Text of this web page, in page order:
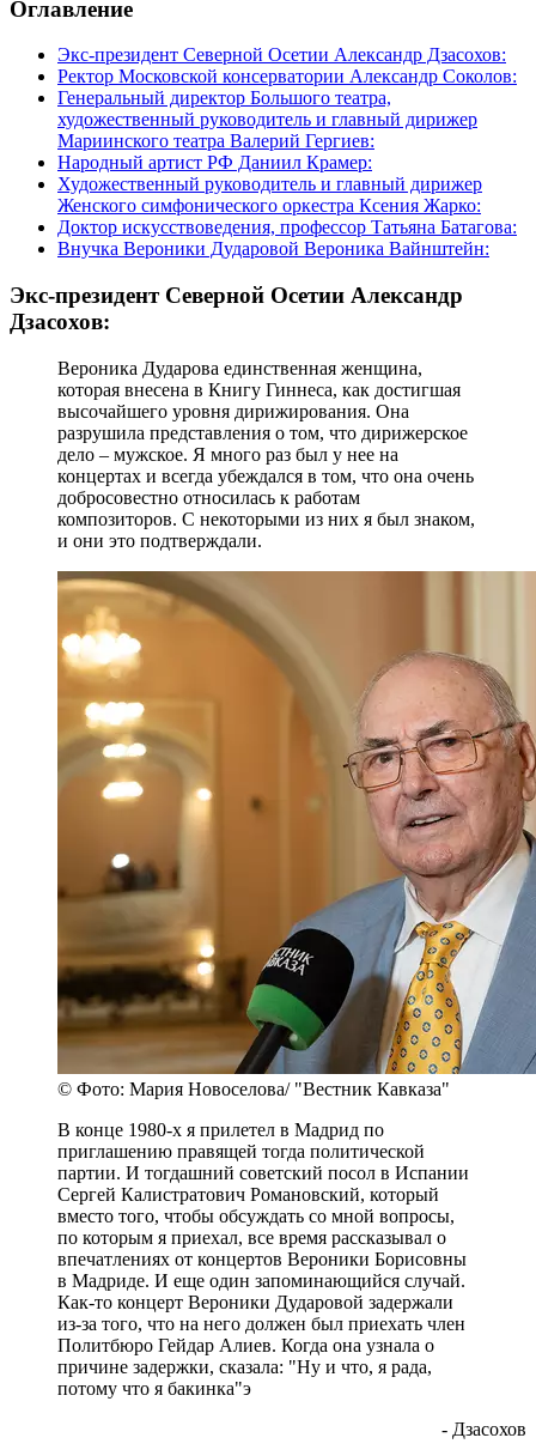
Оглавление
Экс-президент Северной Осетии Александр Дзасохов:
Ректор Московской консерватории Александр Соколов:
Генеральный директор Большого театра,
художественный руководитель и главный дирижер
Мариинского театра Валерий Гергиев:
Народный артист РФ Даниил Крамер:
Художественный руководитель и главный дирижер
Женского симфонического оркестра Ксения Жарко:
Доктор искусствоведения, профессор Татьяна Батагова:
Внучка Вероники Дударовой Вероника Вайнштейн:
Экс-президент Северной Осетии Александр
Дзасохов:
Вероника Дударова единственная женщина,
которая внесена в Книгу Гиннеса, как достигшая
высочайшего уровня дирижирования. Она
разрушила представления о том, что дирижерское
дело – мужское. Я много раз был у нее на
концертах и всегда убеждался в том, что она очень
добросовестно относилась к работам
композиторов. С некоторыми из них я был знаком,
и они это подтверждали.
© Фото: Мария Новоселова/ "Вестник Кавказа"
В конце 1980-х я прилетел в Мадрид по
приглашению правящей тогда политической
партии. И тогдашний советский посол в Испании
Сергей Калистратович Романовский, который
вместо того, чтобы обсуждать со мной вопросы,
по которым я приехал, все время рассказывал о
впечатлениях от концертов Вероники Борисовны
в Мадриде. И еще один запоминающийся случай.
Как-то концерт Вероники Дударовой задержали
из-за того, что на него должен был приехать член
Политбюро Гейдар Алиев. Когда она узнала о
причине задержки, сказала: "Ну и что, я рада,
потому что я бакинка"э
- Дзасохов